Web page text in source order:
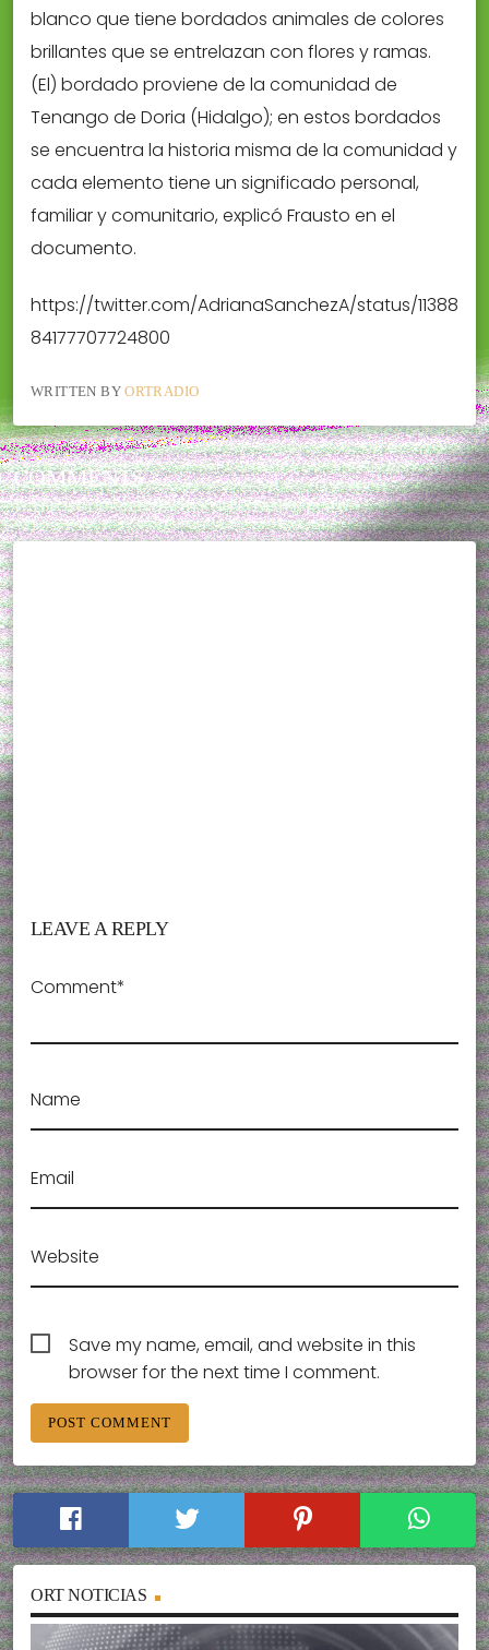
blanco que tiene bordados animales de colores
brillantes que se entrelazan con flores y ramas.
(El) bordado proviene de la comunidad de
Tenango de Doria (Hidalgo); en estos bordados
se encuentra la historia misma de la comunidad y
cada elemento tiene un significado personal,
familiar y comunitario, explicó Frausto en el
documento.
https://twitter.com/AdrianaSanchezA/status/11388
84177707724800
WRITTEN BYORTRADIO
COMMENTS
THIS POST CURRENTLY HAS NO COMMENTS.
LEAVE A REPLY
Comment*
Name
Email
Website
Save my name, email, and website in this
browser for the next time I comment.
ORT NOTICIAS